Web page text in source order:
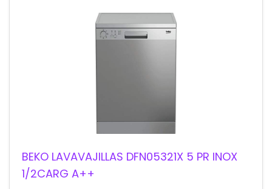
BEKO LAVAVAJILLAS DFN05321X 5 PR INOX
1/2CARG A++